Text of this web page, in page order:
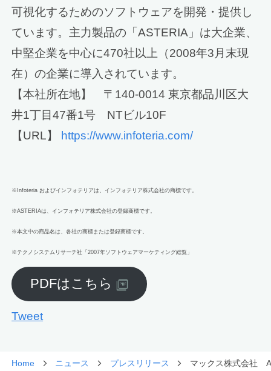
可視化するためのソフトウェアを開発・提供し
ています。主力製品の「ASTERIA」は大企業、
中堅企業を中心に470社以上（2008年3月末現
在）の企業に導入されています。
【本社所在地】 〒140-0014 東京都品川区大
井1丁目47番1号 NTビル10F
【URL】
https://www.infoteria.com/
※Infoteria およびインフォテリアは、インフォテリア株式会社の商標です。
※ASTERIAは、インフォテリア株式会社の登録商標です。
※本文中の商品名は、各社の商標または登録商標です。
※テクノシステムリサーチ社「2007年ソフトウェアマーケティング総覧」
PDFはこちら
Tweet
Home ニュース プレスリリース マックス株式会社